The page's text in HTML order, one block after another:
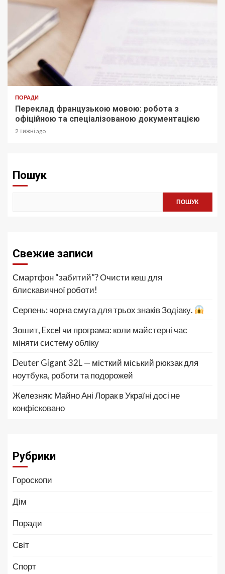
ПОРАДИ
Переклад французькою мовою: робота з
офіційною та спеціалізованою документацією
2 тижні ago
Пошук
ПОШУК
Свежие записи
Смартфон “забитий”? Очисти кеш для
блискавичної роботи!
Серпень: чорна смуга для трьох знаків Зодіаку.
Зошит, Excel чи програма: коли майстерні час
міняти систему обліку
Deuter Gigant 32L — місткий міський рюкзак для
ноутбука, роботи та подорожей
Железняк: Майно Ані Лорак в Україні досі не
конфісковано
Рубрики
Гороскопи
Дім
Поради
Світ
Спорт